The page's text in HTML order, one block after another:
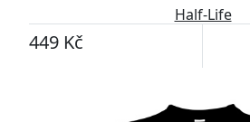
Half-Life
449 Kč